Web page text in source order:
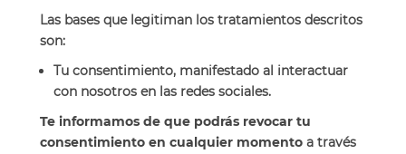
Las bases que legitiman los tratamientos descritos
son:
Tu consentimiento, manifestado al interactuar
con nosotros en las redes sociales.
Te informamos de que podrás revocar tu
consentimiento en cualquier momento a través